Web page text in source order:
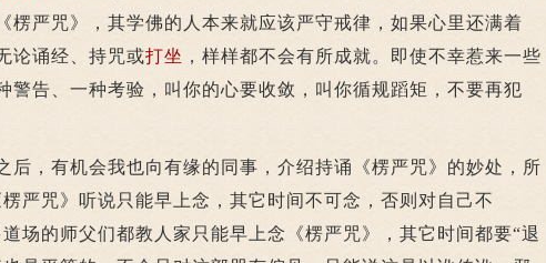
楞严咒》，其学佛的人本来就应该严守戒律，如果心里还满着
论诵经、持咒或打坐 ，样样都不会有所成就。即使不幸惹来一些
警告、一种考验，叫你的心要收敛，叫你循规蹈矩，不要再犯
，有机会我也向有缘的同事，介绍持诵《楞严咒》的妙处，所
严咒》听说只能早上念，其它时间不可念，否则对自己不
场的师父们都教人家只能早上念《楞严咒》，其它时间都要“退